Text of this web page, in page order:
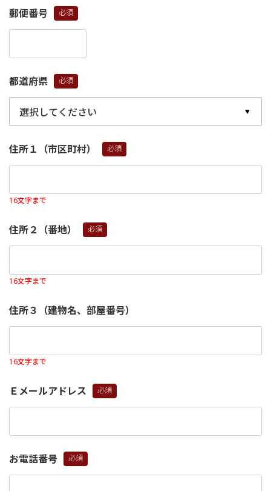
郵便番号
(必
都道府県
(必
須)
住所１（市区町村）
(必
16文字まで
住所２（番地）
(必
16文字まで
住所３（建物名、部屋番号）
16文字まで
Ｅメールアドレス
(必
お電話番号
(必